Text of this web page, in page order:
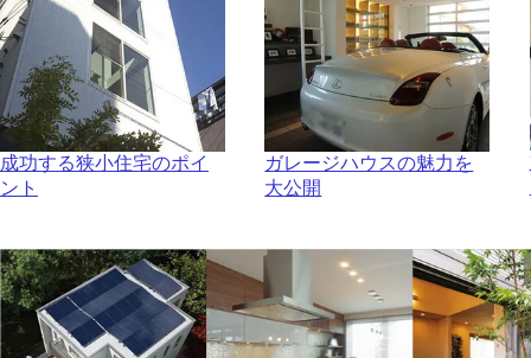
成功する狭小住宅のポイ
ント
ガレージハウスの魅力を
大公開